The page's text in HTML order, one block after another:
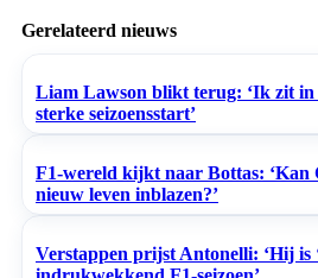
Gerelateerd nieuws
Liam Lawson blikt terug: ‘Ik zit in
sterke seizoensstart’
F1-wereld kijkt naar Bottas: ‘Kan
nieuw leven inblazen?’
Verstappen prijst Antonelli: ‘Hij is